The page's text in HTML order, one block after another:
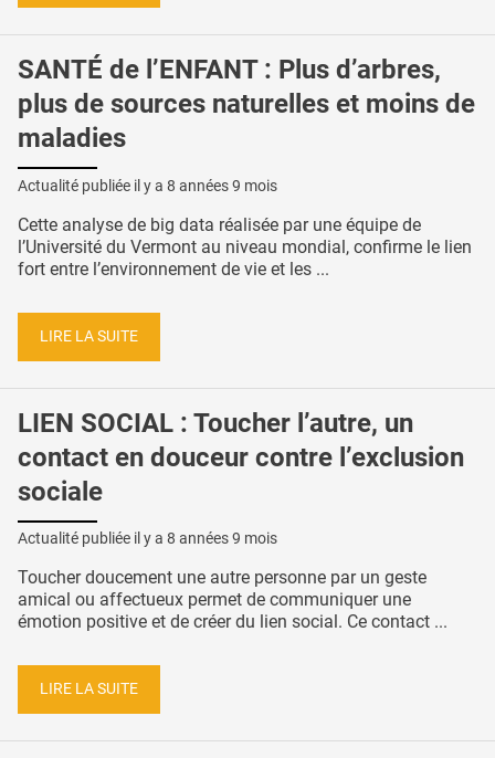
SANTÉ de l’ENFANT : Plus d’arbres,
plus de sources naturelles et moins de
maladies
Actualité publiée il y a 8 années 9 mois
Cette analyse de big data réalisée par une équipe de
l’Université du Vermont au niveau mondial, confirme le lien
fort entre l’environnement de vie et les ...
LIRE LA SUITE
LIEN SOCIAL : Toucher l’autre, un
contact en douceur contre l’exclusion
sociale
Actualité publiée il y a 8 années 9 mois
Toucher doucement une autre personne par un geste
amical ou affectueux permet de communiquer une
émotion positive et de créer du lien social. Ce contact ...
LIRE LA SUITE